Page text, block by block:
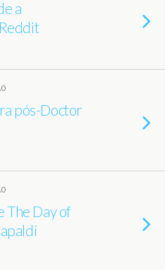
a
pós-Doctor
The Day of